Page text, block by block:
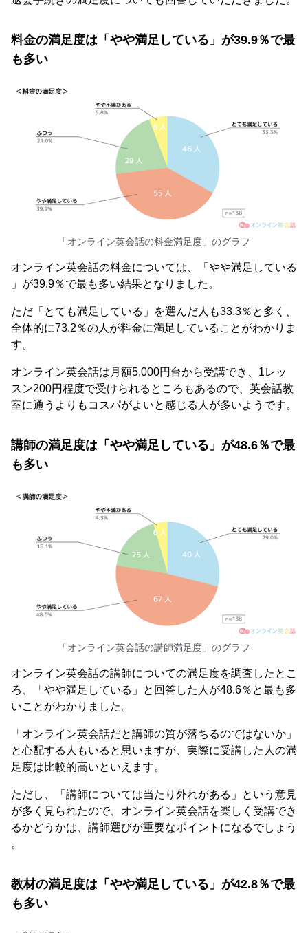
料金の満足度は「やや満足している」が39.9％で最
も多い
「オンライン英会話の料金満足度」のグラフ
オンライン英会話の料金については、「やや満足している
」が39.9％で最も多い結果となりました。
ただ「とても満足している」を選んだ人も33.3％と多く、
全体的に73.2％の人が料金に満足していることがわかりま
す。
オンライン英会話は月額5,000円台から受講でき、1レッ
スン200円程度で受けられるところもあるので、英会話教
室に通うよりもコスパがよいと感じる人が多いようです。
講師の満足度は「やや満足している」が48.6％で最
も多い
「オンライン英会話の講師満足度」のグラフ
オンライン英会話の講師についての満足度を調査したとこ
ろ、「やや満足している」と回答した人が48.6％と最も多
いことがわかりました。
「オンライン英会話だと講師の質が落ちるのではないか」
と心配する人もいると思いますが、実際に受講した人の満
足度は比較的高いといえます。
ただし、「講師については当たり外れがある」という意見
が多く見られたので、オンライン英会話を楽しく受講でき
るかどうかは、講師選びが重要なポイントになるでしょう
。
教材の満足度は「やや満足している」が42.8％で最
も多い